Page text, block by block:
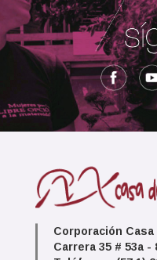
Corporación Casa
Carrera 35 # 53a -